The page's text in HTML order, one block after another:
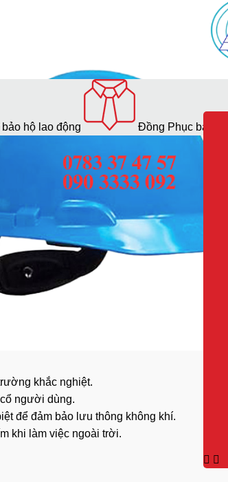
khắc nghiệt.
người dùng.
để đảm bảo lưu thông không khí.
khi làm việc ngoài trời.
hộ lao động Đồng Phục bảo hộ